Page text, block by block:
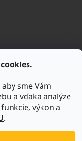
sme Vám
a vďaka analýze
výkon a
.